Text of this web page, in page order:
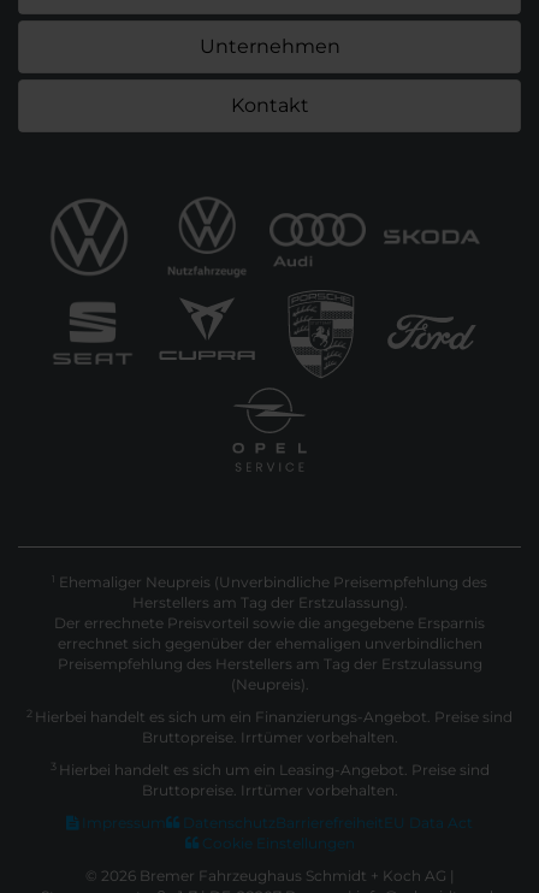
Unternehmen
Kontakt
1 Ehemaliger Neupreis (Unverbindliche Preisempfehlung des
Herstellers am Tag der Erstzulassung).
Der errechnete Preisvorteil sowie die angegebene Ersparnis
errechnet sich gegenüber der ehemaligen unverbindlichen
Preisempfehlung des Herstellers am Tag der Erstzulassung
(Neupreis).
2 Hierbei handelt es sich um ein Finanzierungs-Angebot. Preise sind
Bruttopreise. Irrtümer vorbehalten.
3 Hierbei handelt es sich um ein Leasing-Angebot. Preise sind
Bruttopreise. Irrtümer vorbehalten.
Impressum
Datenschutz Barrierefreiheit EU Data Act
Cookie Einstellungen
© 2026 Bremer Fahrzeughaus Schmidt + Koch AG |